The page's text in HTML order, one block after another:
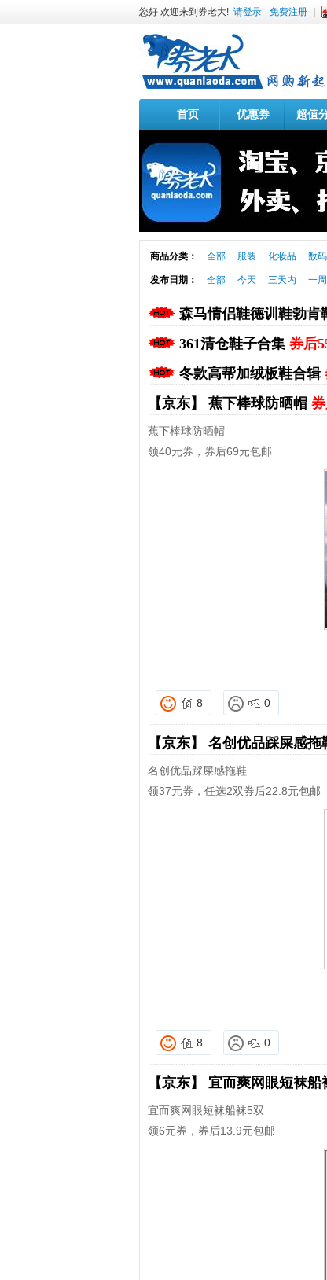
您好 欢迎来到券老大! 请登录 免费注册
首页 优惠券 超值
商品分类： 全部 服装 化妆品 数
发布日期： 全部 今天 三天内 一
森马情侣鞋德训鞋勃肯
361清仓鞋子合集 券后
冬款高帮加绒板鞋合辑
【京东】 蕉下棒球防晒帽
蕉下棒球防晒帽
领40元券，券后69元包邮
8 0
【京东】 名创优品踩屎感拖
名创优品踩屎感拖鞋
领37元券，任选2双券后22.8元包邮
8 0
【京东】 宜而爽网眼短袜船
宜而爽网眼短袜船袜5双
领6元券，券后13.9元包邮
淘宝优惠券+淘宝